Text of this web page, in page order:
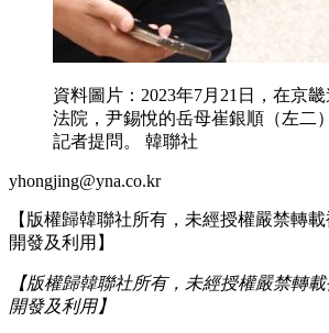
資料圖片：2023年7月21日，在京
法院，尹錫悅的岳母崔銀順（左二
記者提問。 韓聯社
yhongjing@yna.co.kr
【版權歸韓聯社所有，未經授權嚴禁轉
開發及利用】
【版權歸韓聯社所有，未經授權嚴禁轉
開發及利用】